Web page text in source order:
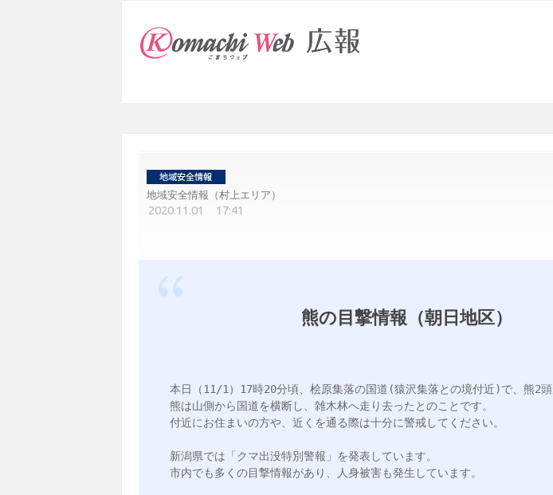
地域安全情報（村上エリア）
2020.11.01 17:41
熊の目撃情報（朝日地区）
本日（11/1）17時20分頃、桧原集落の国道(猿沢集落との境付近)で、熊2頭
熊は山側から国道を横断し、雑木林へ走り去ったとのことです。
付近にお住まいの方や、近くを通る際は十分に警戒してください。
新潟県では「クマ出没特別警報」を発表しています。
市内でも多くの目撃情報があり、人身被害も発生しています。